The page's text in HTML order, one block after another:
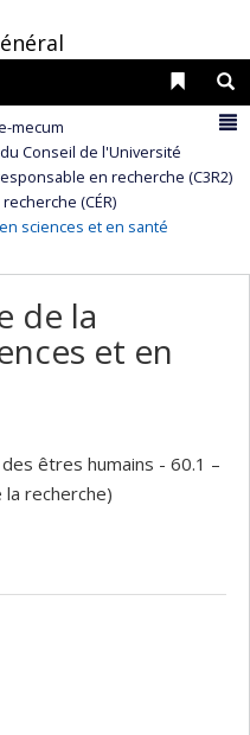
Liens
mecum
Conseil de l'Université
en recherche (C3R2)
(CÉR)
sciences et en santé
de la
et en
êtres humains - 60.1 –
recherche)